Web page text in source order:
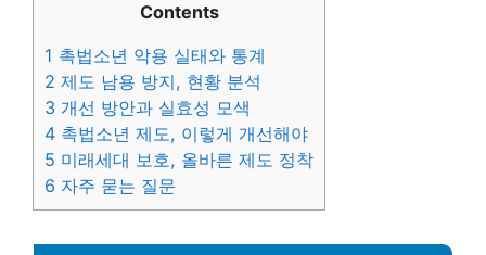
Contents
1 촉법소년 악용 실태와 통계
2 제도 남용 방지, 현황 분석
3 개선 방안과 실효성 모색
4 촉법소년 제도, 이렇게 개선해야
5 미래세대 보호, 올바른 제도 정착
6 자주 묻는 질문